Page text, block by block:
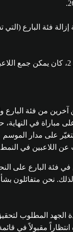
آخرين من فئة
في النهاية،
على مدار الموسم
عن اللاعبين في
فئة البارع على
نحن متفائلون
الخاصة بضبط النمط
مقبولاً في